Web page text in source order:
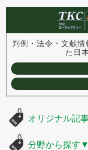
判例・法令・文献
た 日
オリジナル記
分野から探す ▼